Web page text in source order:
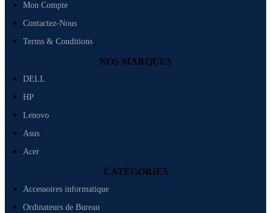
Mon Compte
Contactez-Nous
Terms & Conditions
NOS MARQUES
DELL
HP
Lenovo
Asus
Acer
CATÉGORIES
Accessoires informatique
Ordinateurs de Bureau